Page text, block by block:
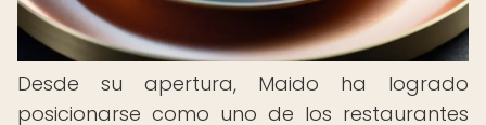
Desde su apertura, Maido ha logrado
posicionarse como uno de los restaurantes